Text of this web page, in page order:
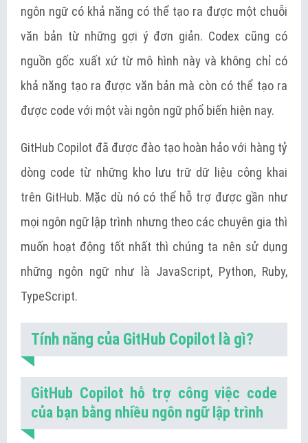
ngôn ngữ có khả năng có thể tạo ra được một chuỗi
văn bản từ những gợi ý đơn giản. Codex cũng có
nguồn gốc xuất xứ từ mô hình này và không chỉ có
khả năng tạo ra được văn bản mà còn có thể tạo ra
được code với một vài ngôn ngữ phổ biến hiện nay.
GitHub Copilot đã được đào tạo hoàn hảo với hàng tỷ
dòng code từ những kho lưu trữ dữ liệu công khai
trên GitHub. Mặc dù nó có thể hỗ trợ được gần như
mọi ngôn ngữ lập trình nhưng theo các chuyên gia thì
muốn hoạt động tốt nhất thì chúng ta nên sử dụng
những ngôn ngữ như là JavaScript, Python, Ruby,
TypeScript.
Tính năng của GitHub Copilot là gì?
GitHub Copilot hỗ trợ công việc code
của bạn bằng nhiều ngôn ngữ lập trình